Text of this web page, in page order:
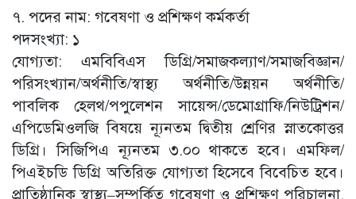
৭. পদের নাম: গবেষণা ও প্রশিক্ষণ কর্মকর্তা
পদসংখ্যা: ১
যোগ্যতা: এমবিবিএস ডিগ্রি/সমাজকল্যাণ/সমাজবিজ্ঞান/
পরিসংখ্যান/অর্থনীতি/স্বাস্থ্য অর্থনীতি/উন্নয়ন অর্থনীতি/
পাবলিক হেলথ/পপুলেশন সায়েন্স/ডেমোগ্রাফি/নিউট্রিশন/
এপিডেমিওলজি বিষয়ে ন্যূনতম দ্বিতীয় শ্রেণির স্নাতকোত্তর
ডিগ্রি। সিজিপিএ ন্যূনতম ৩.০০ থাকতে হবে। এমফিল/
পিএইচডি ডিগ্রি অতিরিক্ত যোগ্যতা হিসেবে বিবেচিত হবে।
প্রাতিষ্ঠানিক স্বাস্থ্য–সম্পর্কিত গবেষণা ও প্রশিক্ষণ পরিচালনা,